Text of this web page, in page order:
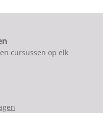
cursussen op elk